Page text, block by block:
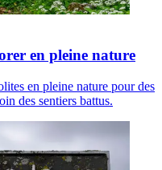
en pleine nature
en pleine nature pour des
des sentiers battus.